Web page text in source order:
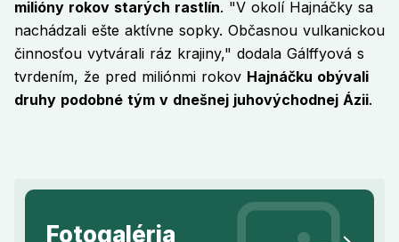
milióny rokov starých rastlín. "V okolí Hajnáčky sa
nachádzali ešte aktívne sopky. Občasnou vulkanickou
činnosťou vytvárali ráz krajiny," dodala Gálffyová s
tvrdením, že pred miliónmi rokov Hajnáčku obývali
druhy podobné tým v dnešnej juhovýchodnej Ázii.
Fotogaléria